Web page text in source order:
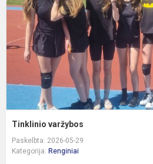
Tinklinio varžybos
Paskelbta: 2026-05-29
Kategorija: Renginiai